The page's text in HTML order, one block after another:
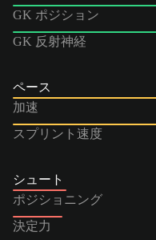
GK ポジション
GK 反射神経
ペース
加速
スプリント速度
シュート
ポジショニング
決定力